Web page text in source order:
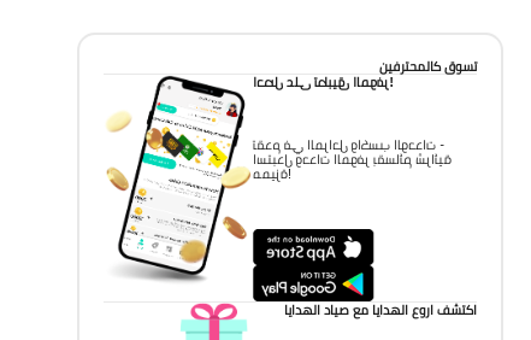
تسوق كالمحترفين
احصل على تطبيق الموفر!
تقدم في المراحل واكسب الوحدات -
استبدل وحدات الموفر بقسائم شرائية
مميزة!
اكتشف اروع الهدايا مع صياد الهدايا